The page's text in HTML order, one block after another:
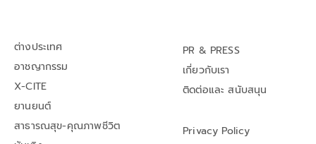
ต่างประเทศ
อาชญากรรม
X-CITE
ยานยนต์
สาธารณสุข-คุณภาพชีวิต
PR & PRESS
เกี่ยวกับเรา
ติดต่อและ สนับสนุน
Privacy Policy